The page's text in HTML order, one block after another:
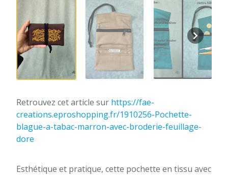
Retrouvez cet article sur https://fae-
creations.eproshopping.fr/1910256-Pochette-
blague-a-tabac-marron-avec-broderie-feuillage-
dore
Esthétique et pratique, cette pochette en tissu avec